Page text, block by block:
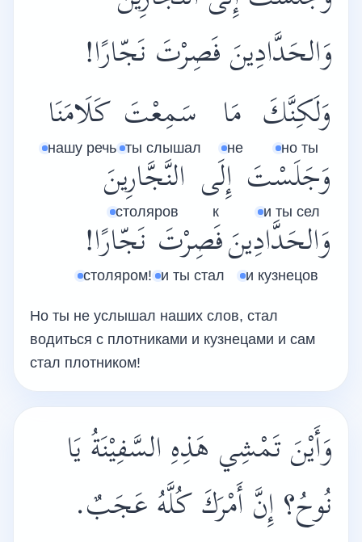
وَالحَدَّادِينَ فَصِرْتَ نَجّارًا!
وَلَكِنَّكَ
но ты
مَا
не
سَمِعْتَ
ты слышал
كَلَامَنَا
нашу речь
وَجَلَسْتَ
и ты сел
إِلَى
к
النَّجَّارِينَ
столяров
وَالحَدَّادِينَ
и кузнецов
فَصِرْتَ
и ты стал
نَجّارًا!
столяром!
Но ты не услышал наших слов, стал
водиться с плотниками и кузнецами и сам
стал плотником!
وَأَيْنَ تَمْشِي هَذِهِ السَّفِيْنَةُ يَا
نُوحُ؟ إِنَّ أَمْرَكَ كُلَّهُ عَجَبٌ.